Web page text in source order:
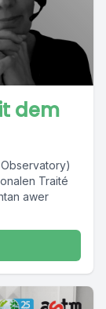
dem
Traité
awer